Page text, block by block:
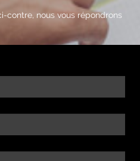
contre, nous vous répondrons